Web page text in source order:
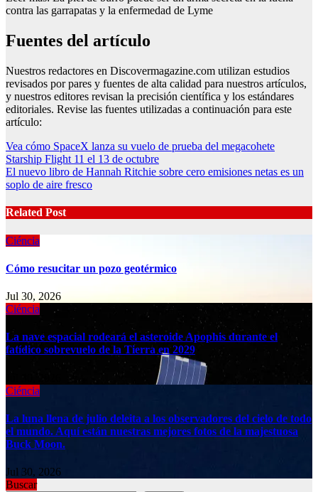
contra las garrapatas y la enfermedad de Lyme
Fuentes del artículo
Nuestros redactores en Discovermagazine.com utilizan estudios
revisados ​​por pares y fuentes de alta calidad para nuestros artículos,
y nuestros editores revisan la precisión científica y los estándares
editoriales. Revise las fuentes utilizadas a continuación para este
artículo:
Post
navigation
Vea cómo SpaceX lanza su vuelo de prueba del megacohete
Starship Flight 11 el 13 de octubre
El nuevo libro de Hannah Ritchie sobre cero emisiones netas es un
soplo de aire fresco
Related Post
Ciéncia
Cómo resucitar un pozo geotérmico
Jul 30, 2026
Ciéncia
La nave espacial rodeará el asteroide Apophis durante el
fatídico sobrevuelo de la Tierra en 2029
Ciéncia
La luna llena de julio deleita a los observadores del cielo de todo
el mundo. Aquí están nuestras mejores fotos de la majestuosa
Buck Moon.
Jul 30, 2026
Buscar